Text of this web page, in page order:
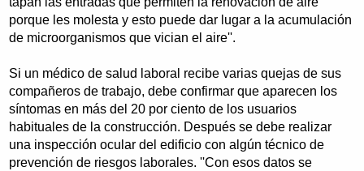
porque les molesta y esto puede dar lugar a la acumulación
de microorganismos que vician el aire''.
Si un médico de salud laboral recibe varias quejas de sus
compañeros de trabajo, debe confirmar que aparecen los
síntomas en más del 20 por ciento de los usuarios
habituales de la construcción. Después se debe realizar
una inspección ocular del edificio con algún técnico de
prevención de riesgos laborales. ''Con esos datos se